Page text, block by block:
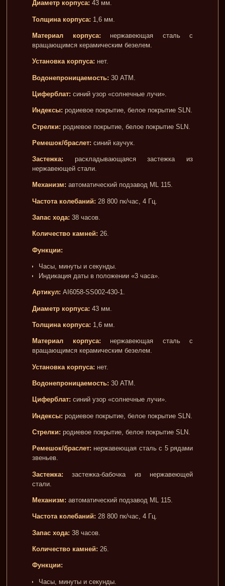
Диаметр корпуса: 43 мм.
Толщина корпуса: 1,6 мм.
Материал корпуса: нержавеющая сталь с
вращающимся керамическим безелем.
Установка корпуса: нет.
Водонепроницаемость: 30 АТМ.
Циферблат: синий узор «солнечные лучи».
Индексы: родиевое покрытие, белое покрытие SLN.
Стрелки: родиевое покрытие, белое покрытие SLN.
Ремешок/браслет: синий каучук.
Застежка: раскладывающаяся застежка из
нержавеющей стали.
Механизм: автоматический подзавод ML 115.
Частота колебаний: 28 800 пк/час, 4 Гц.
Запас хода: 38 часов.
Количество камней: 26.
Функции:
Часы, минуты и секунды.
Индикация даты в положении «3 часа».
Артикул: AI6058-SS002-430-1.
Диаметр корпуса: 43 мм.
Толщина корпуса: 1,6 мм.
Материал корпуса: нержавеющая сталь с
вращающимся керамическим безелем.
Установка корпуса: нет.
Водонепроницаемость: 30 АТМ.
Циферблат: синий узор «солнечные лучи».
Индексы: родиевое покрытие, белое покрытие SLN.
Стрелки: родиевое покрытие, белое покрытие SLN.
Ремешок/браслет: нержавеющая сталь с 5 рядами
звеньев.
Застежка: застежка-бабочка из нержавеющей
стали.
Механизм: автоматический подзавод ML 115.
Частота колебаний: 28 800 пк/час, 4 Гц.
Запас хода: 38 часов.
Количество камней: 26.
Функции:
Часы, минуты и секунды.